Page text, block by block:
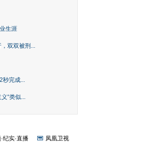
生涯
双双被刑...
秒完成...
“类似...
·纪实·直播
凤凰卫视